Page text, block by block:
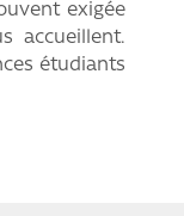
exigée
accueillent.
étudiants